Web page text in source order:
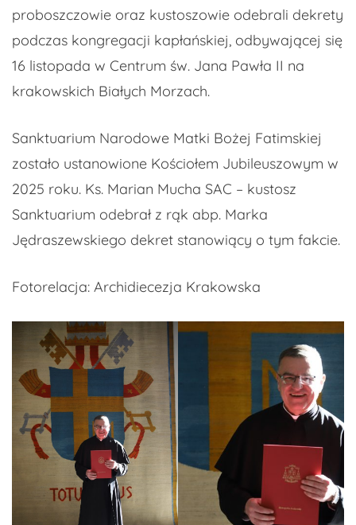
proboszczowie oraz kustoszowie odebrali dekrety
podczas kongregacji kapłańskiej, odbywającej się
16 listopada w Centrum św. Jana Pawła II na
krakowskich Białych Morzach.
Sanktuarium Narodowe Matki Bożej Fatimskiej
zostało ustanowione Kościołem Jubileuszowym w
2025 roku. Ks. Marian Mucha SAC – kustosz
Sanktuarium odebrał z rąk abp. Marka
Jędraszewskiego dekret stanowiący o tym fakcie.
Fotorelacja: Archidiecezja Krakowska